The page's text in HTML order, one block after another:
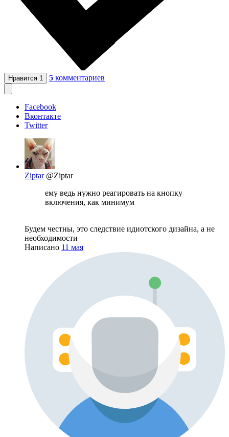
Нравится 1 5 комментариев
Facebook
Вконтакте
Twitter
Ziptar @Ziptar
ему ведь нужно реагировать на кнопку
включения, как минимум
Будем честны, это следствие идиотского дизайна, а не
необходимости
Написано 11 мая